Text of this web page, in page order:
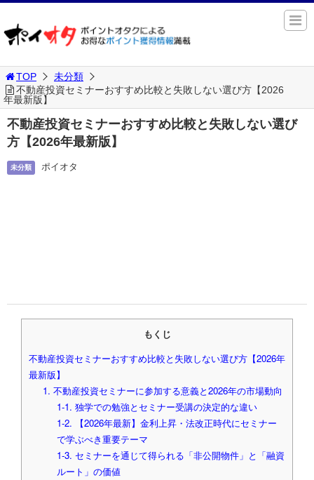
TOP
未分類
不動産投資セミナーおすすめ比較と失敗しない選び方【2026
年最新版】
不動産投資セミナーおすすめ比較と失敗しない選び
方【2026年最新版】
未分類 ポイオタ
もくじ
不動産投資セミナーおすすめ比較と失敗しない選び方【2026年
最新版】
1. 不動産投資セミナーに参加する意義と2026年の市場動向
1-1. 独学での勉強とセミナー受講の決定的な違い
1-2. 【2026年最新】金利上昇・法改正時代にセミナー
で学ぶべき重要テーマ
1-3. セミナーを通じて得られる「非公開物件」と「融資
ルート」の価値